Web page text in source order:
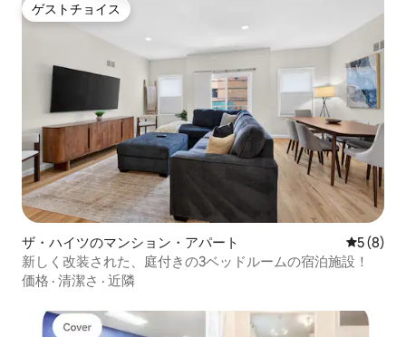
ゲストチョイス
ゲストチョイス
ザ・ハイツのマンション・アパート レビュー
5 (8)
新しく改装された、庭付きの3ベッドルームの宿泊施設！
価格 · 清潔さ · 近隣